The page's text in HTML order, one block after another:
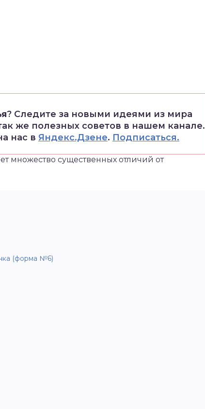
? Следите за новыми идеями из мира
же полезных советов в нашем канале.
нас в Яндекс.Дзене. Подписаться.
множество существенных отличий от
(форма №6)